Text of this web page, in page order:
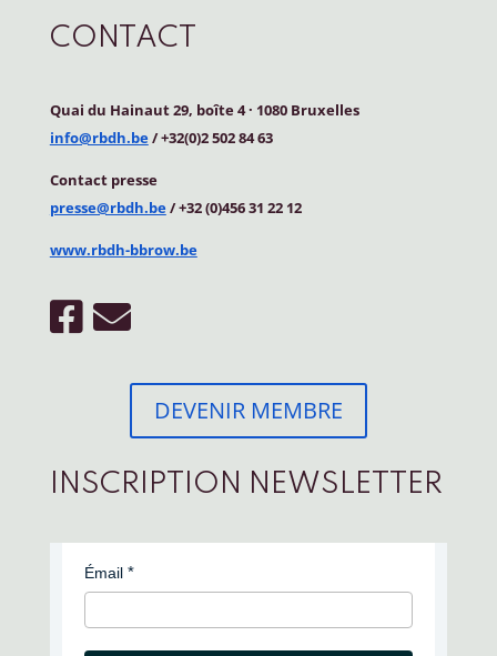
CONTACT
Quai du Hainaut 29, boîte 4· 1080 Bruxelles
info@rbdh.be/ +32(0)2 502 84 63
Contact presse
presse@rbdh.be/ +32 (0)456 31 22 12
www.rbdh-bbrow.be
DEVENIR MEMBRE
INSCRIPTION NEWSLETTER
Émail